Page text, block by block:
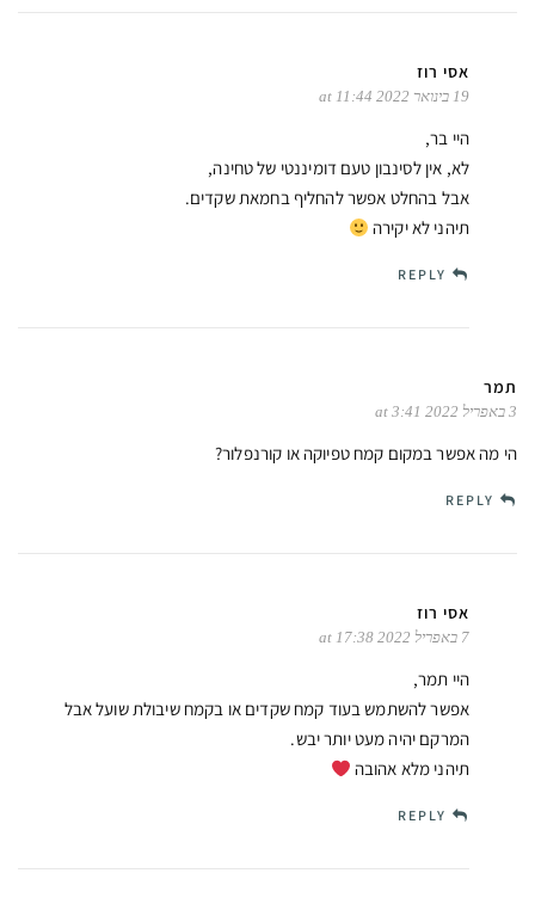
אסי רוז
19 בינואר 2022 at 11:44
היי בר,
לא, אין לסינבון טעם דומיננטי של טחינה,
אבל בהחלט אפשר להחליף בחמאת שקדים.
תיהני לא יקירה
REPLY
תמר
3 באפריל 2022 at 3:41
הי מה אפשר במקום קמח טפיוקה או קורנפלור?
REPLY
אסי רוז
7 באפריל 2022 at 17:38
היי תמר,
אפשר להשתמש בעוד קמח שקדים או בקמח שיבולת שועל אבל
המרקם יהיה מעט יותר יבש.
תיהני מלא אהובה
REPLY